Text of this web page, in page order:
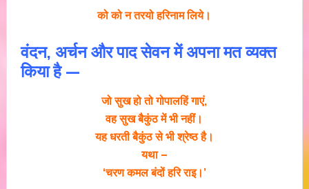
को को न तरयो हरिनाम लिये।
वंदन, अर्चन और पाद सेवन में अपना मत व्यक्त
किया है —
जो सुख हो तो गोपालहिं गाएं,
वह सुख बैकुंठ में भी नहीं।
यह धरती बैकुंठ से भी श्रेष्ठ है।
यथा –
‘चरण कमल बंदों हरि राइ।’